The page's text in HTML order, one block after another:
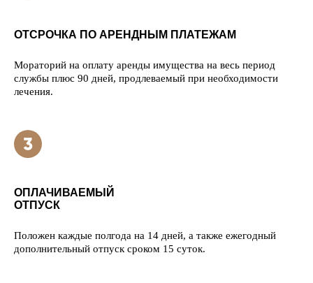
ОТСРОЧКА ПО АРЕНДНЫМ ПЛАТЕЖАМ
Мораторий на оплату аренды имущества на весь период
службы плюс 90 дней, продлеваемый при необходимости
лечения.
ОПЛАЧИВАЕМЫЙ
ОТПУСК
Положен каждые полгода на 14 дней, а также ежегодный
дополнительный отпуск сроком 15 суток.